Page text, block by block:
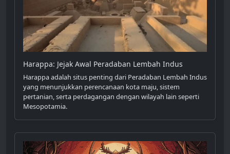
Harappa: Jejak Awal Peradaban Lembah Indus
Harappa adalah situs penting dari Peradaban Lembah Indus
yang menunjukkan perencanaan kota maju, sistem
pertanian, serta perdagangan dengan wilayah lain seperti
Mesopotamia.